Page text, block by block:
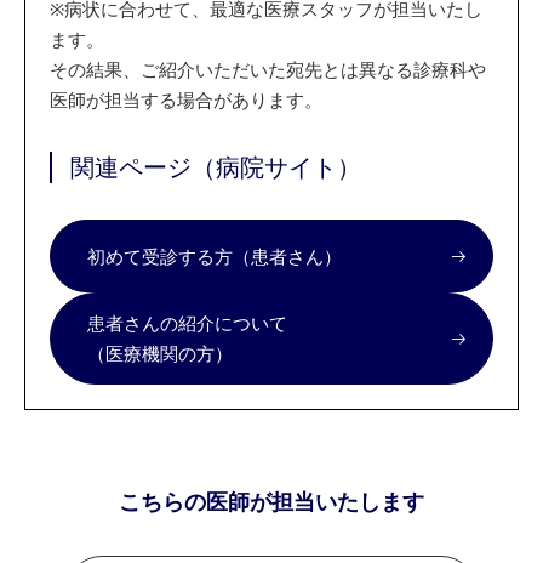
※病状に合わせて、最適な医療スタッフが担当いたし
ます。
その結果、ご紹介いただいた宛先とは異なる診療科や
医師が担当する場合があります。
関連ページ（病院サイト）
初めて受診する方（患者さん）
患者さんの紹介について
（医療機関の方）
こちらの医師が担当いたします